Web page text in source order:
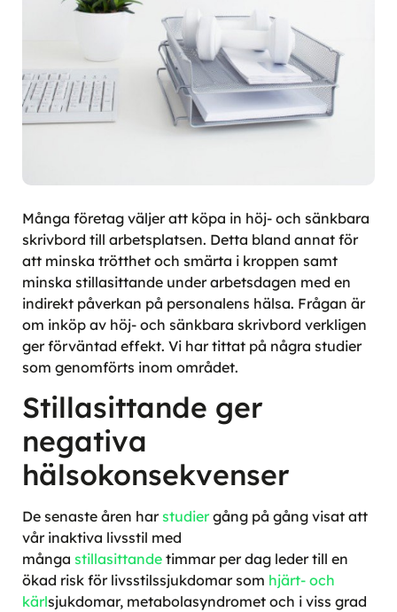
Många företag väljer att köpa in höj- och sänkbara
skrivbord till arbetsplatsen. Detta bland annat för
att minska trötthet och smärta i kroppen samt
minska stillasittande under arbetsdagen med en
indirekt påverkan på personalens hälsa. Frågan är
om inköp av höj- och sänkbara skrivbord verkligen
ger förväntad effekt. Vi har tittat på några studier
som genomförts inom området.
Stillasittande ger
negativa
hälsokonsekvenser
De senaste åren harstudiergång på gång visat att
vår inaktiva livsstil med
många stillasittande timmar per dag leder till en
ökad risk för livsstilssjukdomar som hjärt- och
kärlsjukdomar, metabolasyndromet och i viss grad